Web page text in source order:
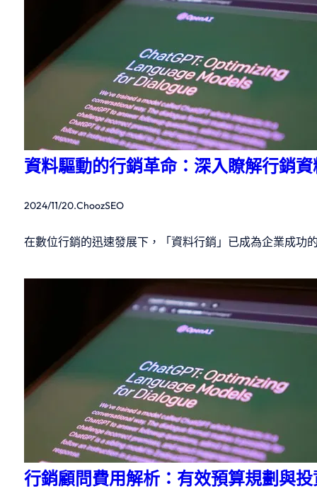
資料驅動的行銷革命：深入瞭解行銷
2024/11/20.ChoozSEO
在數位行銷的迅速發展下，「資料行銷」已成為企業成
行銷顧問費用解析：有效預算規劃與